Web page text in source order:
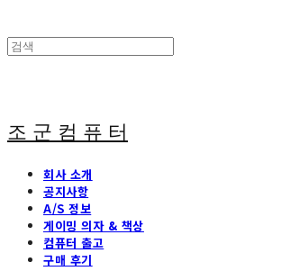
조 군 컴 퓨 터
회사 소개
공지사항
A/S 정보
게이밍 의자 & 책상
컴퓨터 출고
구매 후기